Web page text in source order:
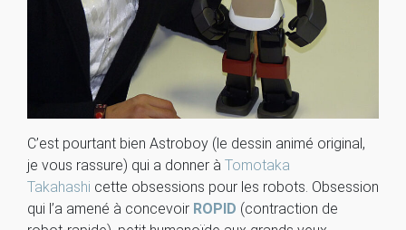
C’est pourtant bien Astroboy (le dessin animé original,
je vous rassure) qui a donner à Tomotaka
Takahashi cette obsessions pour les robots. Obsession
qui l’a amené à concevoir ROPID (contraction de